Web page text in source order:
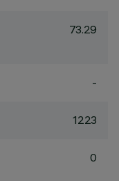
73.29
-
1223
0